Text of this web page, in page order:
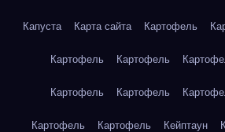
Капуста Карта сайта Картофель
Картофель Картофель
Картофель Картофель
Картофель Картофель Кейптаун